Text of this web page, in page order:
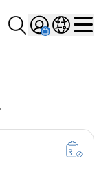
Szukaj...
Sign inWybierz